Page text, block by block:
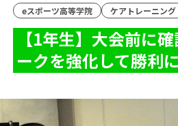
eスポーツ高等学院 ケアトレーニング
【1年生】大会前に
ークを強化して勝利